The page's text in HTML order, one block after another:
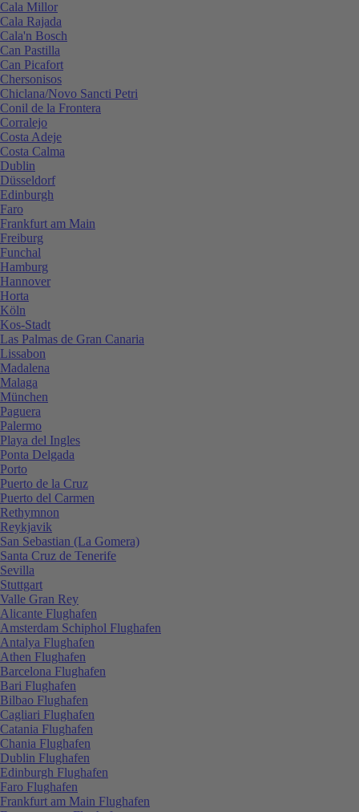
Cala Millor
Cala Rajada
Cala'n Bosch
Can Pastilla
Can Picafort
Chersonisos
Chiclana/Novo Sancti Petri
Conil de la Frontera
Corralejo
Costa Adeje
Costa Calma
Dublin
Düsseldorf
Edinburgh
Faro
Frankfurt am Main
Freiburg
Funchal
Hamburg
Hannover
Horta
Köln
Kos-Stadt
Las Palmas de Gran Canaria
Lissabon
Madalena
Malaga
München
Paguera
Palermo
Playa del Ingles
Ponta Delgada
Porto
Puerto de la Cruz
Puerto del Carmen
Rethymnon
Reykjavik
San Sebastian (La Gomera)
Santa Cruz de Tenerife
Sevilla
Stuttgart
Valle Gran Rey
Alicante Flughafen
Amsterdam Schiphol Flughafen
Antalya Flughafen
Athen Flughafen
Barcelona Flughafen
Bari Flughafen
Bilbao Flughafen
Cagliari Flughafen
Catania Flughafen
Chania Flughafen
Dublin Flughafen
Edinburgh Flughafen
Faro Flughafen
Frankfurt am Main Flughafen